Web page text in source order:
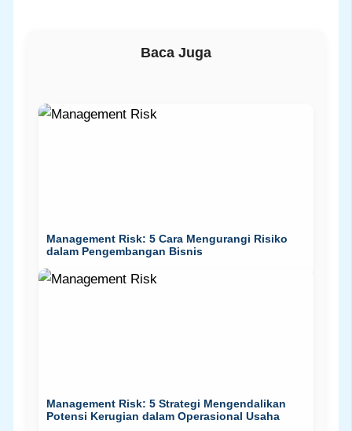
Baca Juga
Management Risk: 5 Cara Mengurangi Risiko
dalam Pengembangan Bisnis
Management Risk: 5 Strategi Mengendalikan
Potensi Kerugian dalam Operasional Usaha